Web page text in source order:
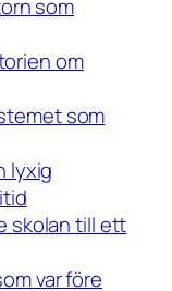
som
om
som
lyxig
skolan till ett
var före